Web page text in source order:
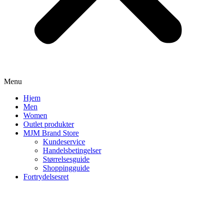
Menu
Hjem
Men
Women
Outlet produkter
MJM Brand Store
Kundeservice
Handelsbetingelser
Størrelsesguide
Shoppingguide
Fortrydelsesret